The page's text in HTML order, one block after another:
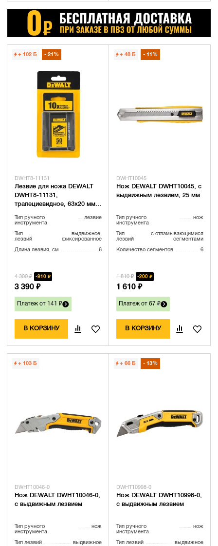
+ 102 Б 21%
DWHT8-11131
Лезвие для ножа DEWALT
DWHT8-11131,
трапециевидное, 63x20 мм,
Тип ручного
инструмента
лезвие
Тип
лезвий
выдвижное,
фиксированное
Длина лезвия, см 6
4 300 ₽ 910 ₽
3 390 ₽
Платеж от 141 ₽
В КОРЗИНУ
+ 48 Б 11%
DWHT10045
Нож DEWALT DWHT10045, с
выдвижным лезвием, 25 мм
Тип ручного
инструмента
нож
Тип
лезвий
с отламывающимися
сегментами
Количество сегментов 6
1 810 ₽ 200 ₽
1 610 ₽
Платеж от 67 ₽
В КОРЗИНУ
+ 103 Б
DWHT10046-0
Нож DEWALT DWHT10046-0,
с выдвижным лезвием
Тип ручного
инструмента
нож
Тип лезвий выдвижное
+ 66 Б 13%
DWHT10998-0
Нож DEWALT DWHT10998-0,
с выдвижным лезвием
Тип ручного
инструмента
нож
Тип лезвий выдвижное